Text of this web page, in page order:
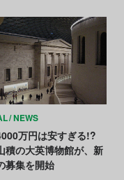
NEWS
万円は安すぎる!?
積の大英博物館が、新
募集を開始